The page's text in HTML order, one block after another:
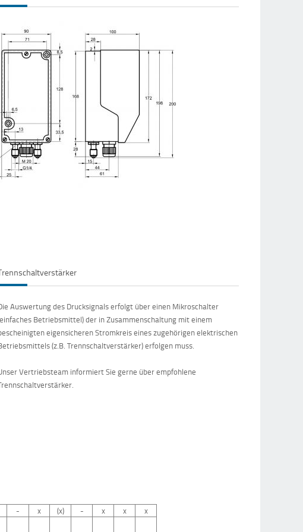
Auswertung des Drucksignals erfolgt über einen Mikroschalter
Betriebsmittel) der in Zusammenschaltung mit einem
eigensicheren Stromkreis eines zugehörigen elektrischen
(z.B. Trennschaltverstärker) erfolgen muss.
Vertriebsteam informiert Sie gerne über empfohlene
- x (x) - x x
x